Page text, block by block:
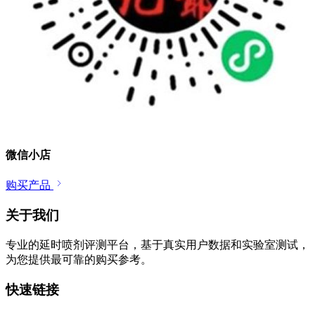
微信小店
购买产品
关于我们
专业的延时喷剂评测平台，基于真实用户数据和实验室测试，
为您提供最可靠的购买参考。
快速链接